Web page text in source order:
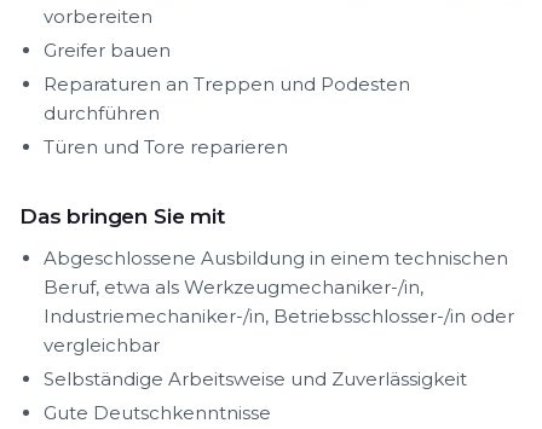
vorbereiten
Greifer bauen
Reparaturen an Treppen und Podesten
durchführen
Türen und Tore reparieren
Das bringen Sie mit
Abgeschlossene Ausbildung in einem technischen
Beruf, etwa als Werkzeugmechaniker-/in,
Industriemechaniker-/in, Betriebsschlosser-/in oder
vergleichbar
Selbständige Arbeitsweise und Zuverlässigkeit
Gute Deutschkenntnisse